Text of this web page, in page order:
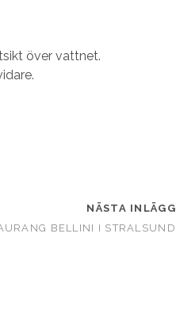
över vattnet.
NÄSTA INLÄGG
BELLINI I STRALSUND